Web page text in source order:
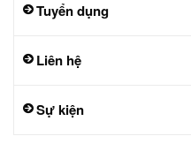
Tuyển dụng
Liên hệ
Sự kiện